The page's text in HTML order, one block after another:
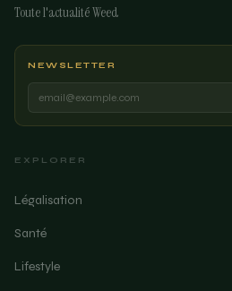
Toute l'actualité Weed
NEWSLETTER
EXPLORER
Légalisation
Santé
Lifestyle